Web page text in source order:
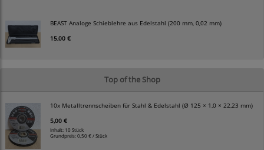
BEAST Analoge Schieblehre aus Edelstahl (200 mm, 0,02 mm)
15,00 €
Top of the Shop
10x Metalltrennscheiben für Stahl & Edelstahl (Ø 125 × 1,0 × 22,23 mm)
5,00 €
Inhalt: 10 Stück
Grundpreis:0,50 € / Stück